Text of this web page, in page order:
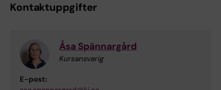
Kontaktuppgifter
Åsa Spännargård
Kursansvarig
E-post: